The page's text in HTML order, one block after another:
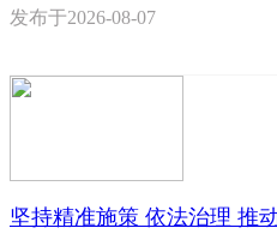
发布于2026-08-07
坚持精准施策 依法治理 推